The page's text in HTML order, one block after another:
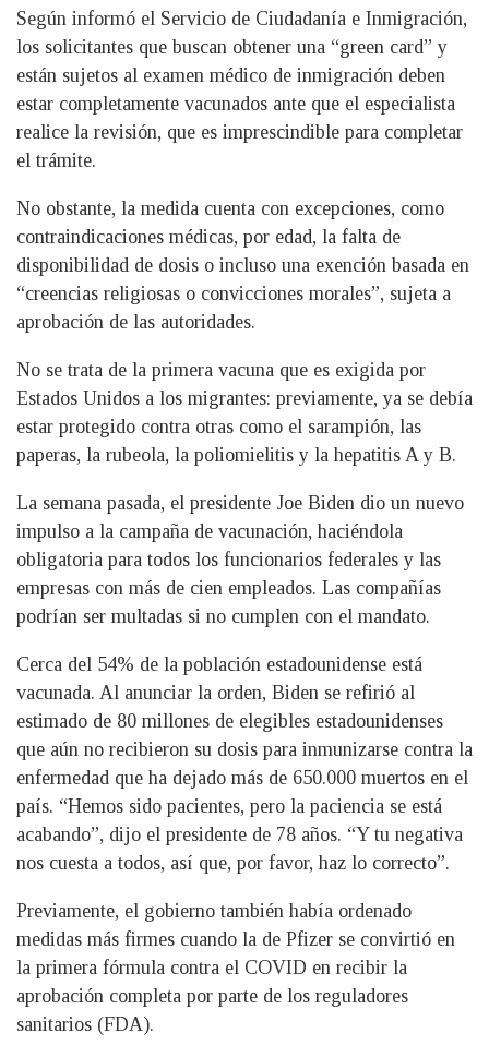
Según informó el Servicio de Ciudadanía e Inmigración,
los solicitantes que buscan obtener una “green card” y
están sujetos al examen médico de inmigración deben
estar completamente vacunados ante que el especialista
realice la revisión, que es imprescindible para completar
el trámite.
No obstante, la medida cuenta con excepciones, como
contraindicaciones médicas, por edad, la falta de
disponibilidad de dosis o incluso una exención basada en
“creencias religiosas o convicciones morales”, sujeta a
aprobación de las autoridades.
No se trata de la primera vacuna que es exigida por
Estados Unidos a los migrantes: previamente, ya se debía
estar protegido contra otras como el sarampión, las
paperas, la rubeola, la poliomielitis y la hepatitis A y B.
La semana pasada, el presidente Joe Biden dio un nuevo
impulso a la campaña de vacunación, haciéndola
obligatoria para todos los funcionarios federales y las
empresas con más de cien empleados. Las compañías
podrían ser multadas si no cumplen con el mandato.
Cerca del 54% de la población estadounidense está
vacunada. Al anunciar la orden, Biden se refirió al
estimado de 80 millones de elegibles estadounidenses
que aún no recibieron su dosis para inmunizarse contra la
enfermedad que ha dejado más de 650.000 muertos en el
país. “Hemos sido pacientes, pero la paciencia se está
acabando”, dijo el presidente de 78 años. “Y tu negativa
nos cuesta a todos, así que, por favor, haz lo correcto”.
Previamente, el gobierno también había ordenado
medidas más firmes cuando la de Pfizer se convirtió en
la primera fórmula contra el COVID en recibir la
aprobación completa por parte de los reguladores
sanitarios (FDA).